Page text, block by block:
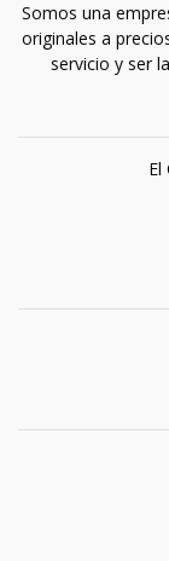
Somos una
originales a
servicio y ser
El